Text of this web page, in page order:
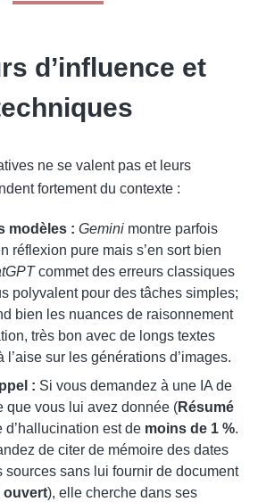
d’influence et
ne se valent pas et leurs
fortement du contexte :
modèles : Gemini montre parfois
réflexion pure mais s’en sort bien
commet des erreurs classiques
polyvalent pour des tâches simples;
bien les nuances de raisonnement
très bon avec de longs textes
l’aise sur les générations d’images.
: Si vous demandez à une IA de
que vous lui avez donnée (Résumé
d’hallucination est de moins de 1 %.
de citer de mémoire des dates
sources sans lui fournir de document
ouvert), elle cherche dans ses